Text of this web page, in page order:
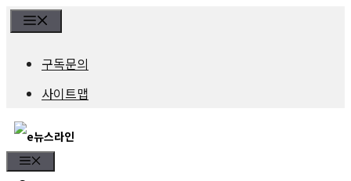
건
너
구독문의
사이트맵